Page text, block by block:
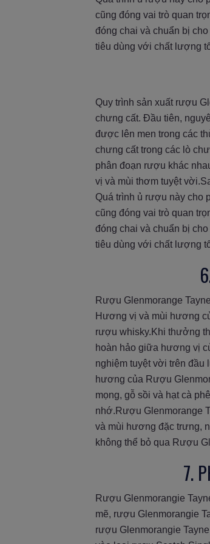
cũng đóng vai trò quan
đóng chai và chuẩn bị
tiêu dùng với chất lượng
Quy trình sản xuất rượu
chưng cất. Đầu tiên,
được lên men trong các
chưng cất trong các lò
phân đoạn rượu khác
vị và mùi thơm tuyệt
Quá trình ủ rượu này cho
cũng đóng vai trò quan
đóng chai và chuẩn bị
tiêu dùng với chất lượng
Rượu Glenmorange
Hương vị và mùi hương
rượu whisky.Khi thưởng
hoàn hảo giữa hương vị
nghiệm tuyệt vời trên
hương của Rượu
mọng, gỗ sồi và hạt cà
nhớ.Rượu Glenmorange
và mùi hương đặc trưng,
không thể bỏ qua Rượu
7.
Rượu Glenmorangie
mẽ, rượu Glenmorangie
rượu Glenmorangie